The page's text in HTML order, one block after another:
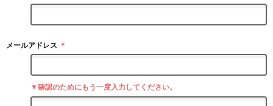
メールアドレス ＊
▼確認のためにもう一度入力してください。